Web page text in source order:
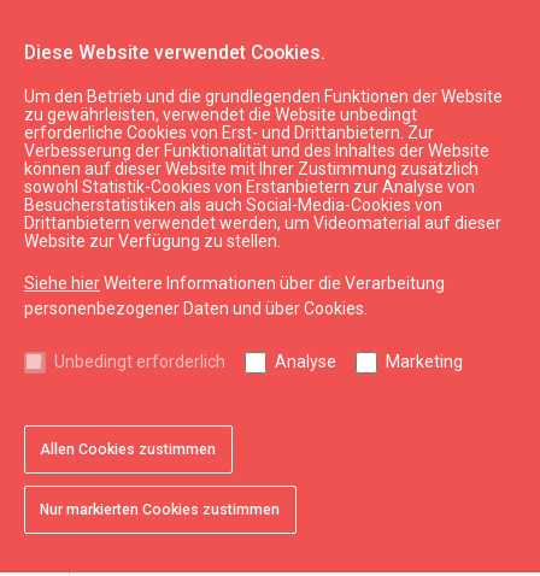
Diese Website verwendet Cookies.
Um den Betrieb und die grundlegenden Funktionen der Website
zu gewährleisten, verwendet die Website unbedingt
erforderliche Cookies von Erst- und Drittanbietern. Zur
Verbesserung der Funktionalität und des Inhaltes der Website
können auf dieser Website mit Ihrer Zustimmung zusätzlich
sowohl Statistik-Cookies von Erstanbietern zur Analyse von
Besucherstatistiken als auch Social-Media-Cookies von
Drittanbietern verwendet werden, um Videomaterial auf dieser
Website zur Verfügung zu stellen.
Siehe hierWeitere Informationen über die Verarbeitung
personenbezogener Daten und über Cookies.
Unbedingt erforderlich Analyse Marketing
Allen Cookies zustimmen
Nur markierten Cookies zustimmen
Parkplatz
Nach oben
Kurzeme Tourismus
Karten und Broschüren
Tourismusstatistik
Sitemap